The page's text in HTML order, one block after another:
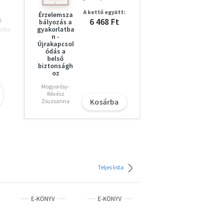
Érzelemsza
bályozás a
gyakorlatba
n -
Újrakapcsol
ódás a
belső
biztonságh
oz
Mogyorósy-
Révész
Zsuzsanna
A kettő együtt:
6 468 Ft
Kosárba
Teljes lista
E-KÖNYV E-KÖNYV